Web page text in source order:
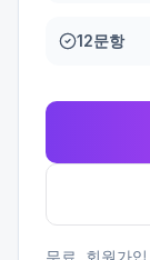
12문항
무료, 회원가입